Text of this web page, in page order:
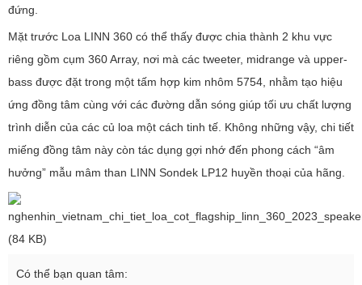
đứng.
Mặt trước Loa LINN 360 có thể thấy được chia thành 2 khu vực
riêng gồm cụm 360 Array, nơi mà các tweeter, midrange và upper-
bass được đặt trong một tấm hợp kim nhôm 5754, nhằm tạo hiệu
ứng đồng tâm cùng với các đường dẫn sóng giúp tối ưu chất lượng
trình diễn của các củ loa một cách tinh tế. Không những vậy, chi tiết
miếng đồng tâm này còn tác dụng gợi nhớ đến phong cách “âm
hưởng” mẫu mâm than LINN Sondek LP12 huyền thoại của hãng.
Có thể bạn quan tâm: